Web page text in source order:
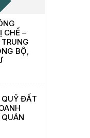
CHẾ –
BỘ,
QUỸ ĐẤT